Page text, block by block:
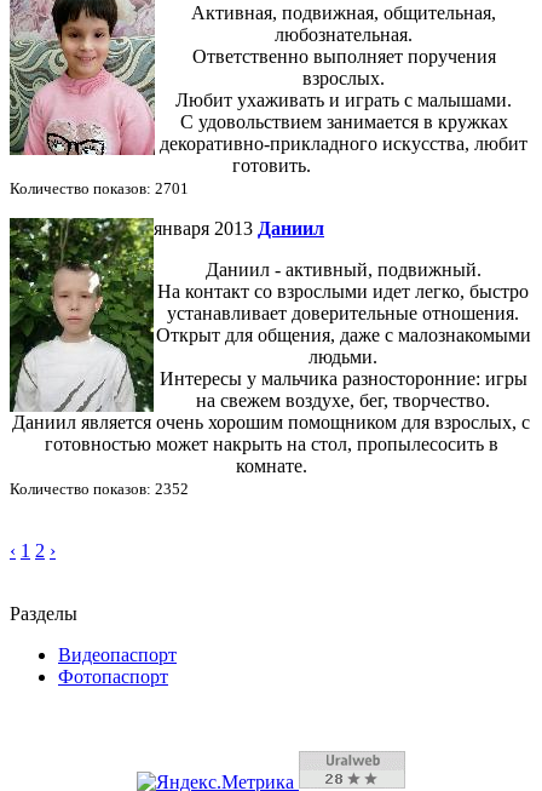
Активная, подвижная, общительная,
любознательная.
Ответственно выполняет поручения
взрослых.
Любит ухаживать и играть с малышами.
С удовольствием занимается в кружках
декоративно-прикладного искусства, любит
готовить.
Количество показов: 2701
января 2013 Даниил
Даниил - активный, подвижный.
На контакт со взрослыми идет легко, быстро
устанавливает доверительные отношения.
Открыт для общения, даже с малознакомыми
людьми.
Интересы у мальчика разносторонние: игры
на свежем воздухе, бег, творчество.
Даниил является очень хорошим помощником для взрослых, с
готовностью может накрыть на стол, пропылесосить в
комнате.
Количество показов: 2352
‹ 1 2 ›
Разделы
Видеопаспорт
Фотопаспорт